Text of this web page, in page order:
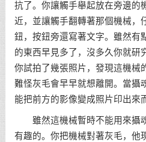
抗了。你讓觸手舉起放在旁邊的
近，並讓觸手翻轉著那個機械，
鈕，按鈕旁還寫著文字。雖然有
的東西早見多了，沒多久你就研
你試拍了幾張照片，發現這機械
難怪灰毛會早早就想離開。當攝
能把前方的影像變成照片印出來
雖然這機械暫時不能用來攝
有趣的。你把機械對著灰毛，他